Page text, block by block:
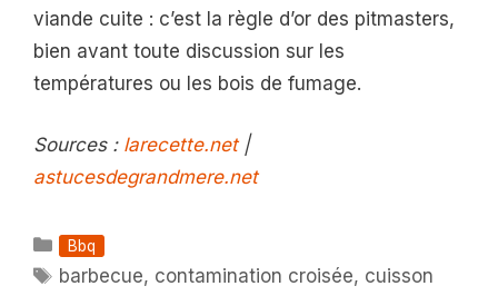
viande cuite : c’est la règle d’or des pitmasters,
bien avant toute discussion sur les
températures ou les bois de fumage.
Sources : larecette.net|
astucesdegrandmere.net
Catégories
Bbq
Étiquettes
barbecue, contamination croisée, cuisson